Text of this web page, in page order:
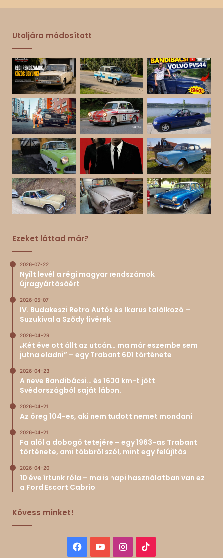
Utoljára módosított
Ezeket láttad már?
2026-07-22
Nyílt levél a régi magyar rendszámok
újragyártásáért
2026-05-07
IV. Budakeszi Retro Autós és Ikarus találkozó –
Suzukival a Sződy fivérek
2026-04-29
„Két éve ott állt az utcán… ma már eszembe sem
jutna eladni” – egy Trabant 601 története
2026-04-23
A neve Bandibácsi… és 1600 km-t jött
Svédországból saját lábon.
2026-04-21
Az öreg 104-es, aki nem tudott nemet mondani
2026-04-21
Fa alól a dobogó tetejére – egy 1963-as Trabant
története, ami többről szól, mint egy felújítás
2026-04-20
10 éve írtunk róla – ma is napi használatban van ez
a Ford Escort Cabrio
Kövess minket!
Facebook
YouTubeInstagram